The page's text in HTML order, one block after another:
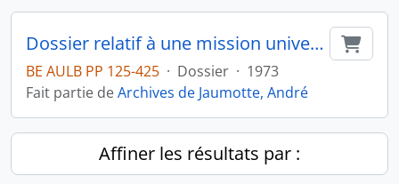
Dossier relatif à une mission universitaire à Bukavu
BE AULB PP 125-425 · Dossier · 1973
Fait partie deArchives de Jaumotte, André
Affiner les résultats par :